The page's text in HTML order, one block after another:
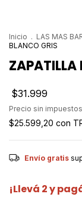
Inicio . LAS MAS
BLANCO GRIS
ZAPATILLA
$31.999
Precio sin impuestos
$25.599,20 con
Envío gratis
¡Llevá 2 y